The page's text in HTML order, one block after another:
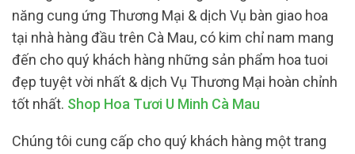
năng cung ứng Thương Mại & dịch Vụ bàn giao hoa
tại nhà hàng đầu trên Cà Mau, có kim chỉ nam mang
đến cho quý khách hàng những sản phẩm hoa tuoi
đẹp tuyệt vời nhất & dịch Vụ Thương Mại hoàn chỉnh
tốt nhất. Shop Hoa Tươi U Minh Cà Mau
Chúng tôi cung cấp cho quý khách hàng một trang